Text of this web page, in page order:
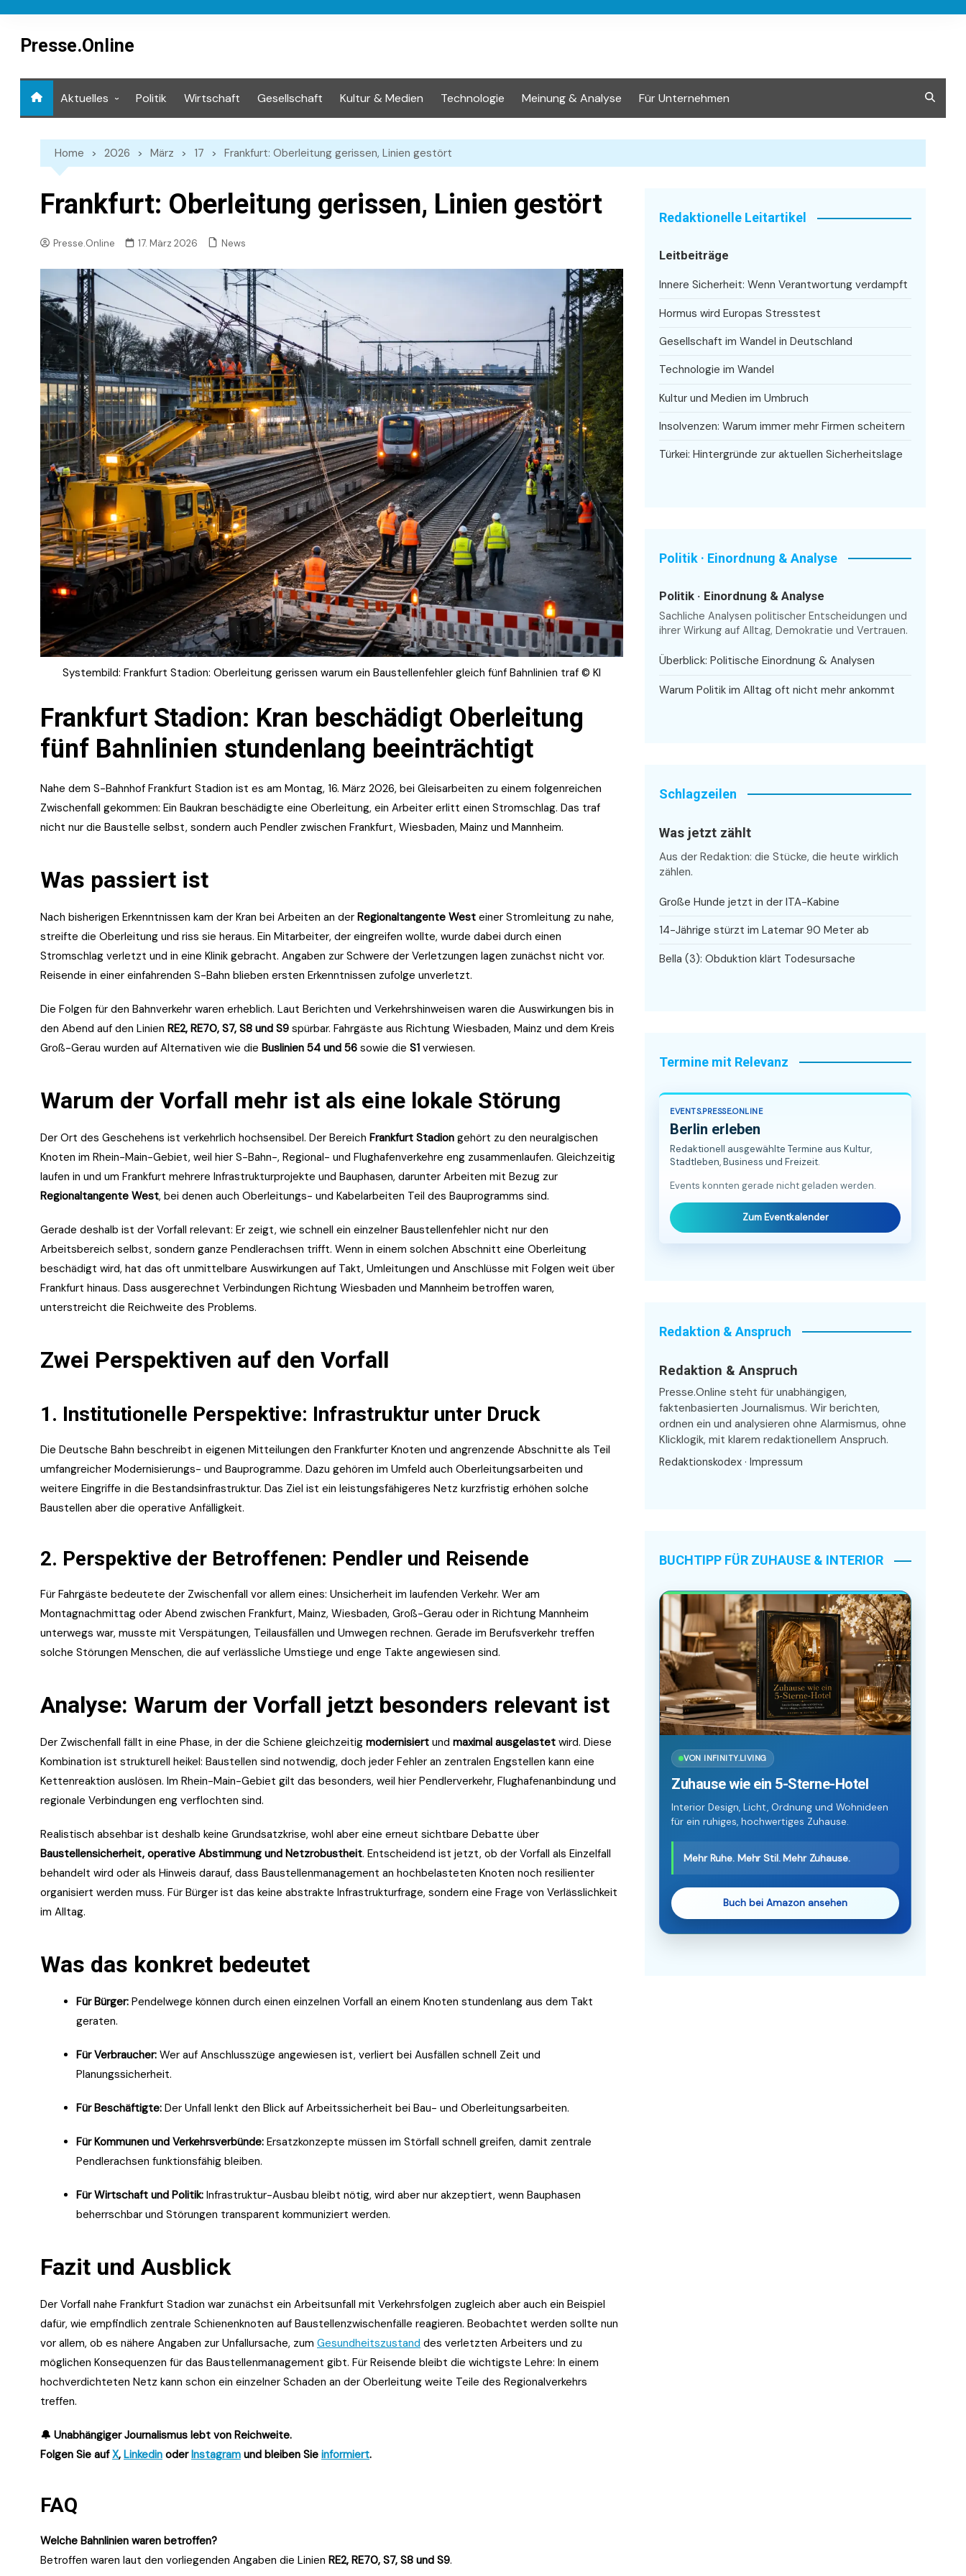
contentPresse.Online
Aktuelles Politik Wirtschaft Gesellschaft Kultur & Medien Technologie Meinung & Analyse Für Unternehmen
Home 2026 März 17 Frankfurt: Oberleitung gerissen, Linien gestört
Frankfurt: Oberleitung gerissen, Linien gestört
Presse.Online 17. März 2026 News
Systembild: Frankfurt Stadion: Oberleitung gerissen warum ein Baustellenfehler gleich fünf Bahnlinien traf © KI
Frankfurt Stadion: Kran beschädigt Oberleitung
fünf Bahnlinien stundenlang beeinträchtigt
Nahe dem S-Bahnhof Frankfurt Stadion ist es am Montag, 16. März 2026, bei Gleisarbeiten zu einem folgenreichen
Zwischenfall gekommen: Ein Baukran beschädigte eine Oberleitung, ein Arbeiter erlitt einen Stromschlag. Das traf
nicht nur die Baustelle selbst, sondern auch Pendler zwischen Frankfurt, Wiesbaden, Mainz und Mannheim.
Was passiert ist
Nach bisherigen Erkenntnissen kam der Kran bei Arbeiten an der Regionaltangente West einer Stromleitung zu nahe,
streifte die Oberleitung und riss sie heraus. Ein Mitarbeiter, der eingreifen wollte, wurde dabei durch einen
Stromschlag verletzt und in eine Klinik gebracht. Angaben zur Schwere der Verletzungen lagen zunächst nicht vor.
Reisende in einer einfahrenden S-Bahn blieben ersten Erkenntnissen zufolge unverletzt.
Die Folgen für den Bahnverkehr waren erheblich. Laut Berichten und Verkehrshinweisen waren die Auswirkungen bis in
den Abend auf den Linien RE2, RE70, S7, S8 und S9 spürbar. Fahrgäste aus Richtung Wiesbaden, Mainz und dem Kreis
Groß-Gerau wurden auf Alternativen wie die Buslinien 54 und 56 sowie die S1 verwiesen.
Warum der Vorfall mehr ist als eine lokale Störung
Der Ort des Geschehens ist verkehrlich hochsensibel. Der Bereich Frankfurt Stadion gehört zu den neuralgischen
Knoten im Rhein-Main-Gebiet, weil hier S-Bahn-, Regional- und Flughafenverkehre eng zusammenlaufen. Gleichzeitig
laufen in und um Frankfurt mehrere Infrastrukturprojekte und Bauphasen, darunter Arbeiten mit Bezug zur
Regionaltangente West, bei denen auch Oberleitungs- und Kabelarbeiten Teil des Bauprogramms sind.
Gerade deshalb ist der Vorfall relevant: Er zeigt, wie schnell ein einzelner Baustellenfehler nicht nur den
Arbeitsbereich selbst, sondern ganze Pendlerachsen trifft. Wenn in einem solchen Abschnitt eine Oberleitung
beschädigt wird, hat das oft unmittelbare Auswirkungen auf Takt, Umleitungen und Anschlüsse mit Folgen weit über
Frankfurt hinaus. Dass ausgerechnet Verbindungen Richtung Wiesbaden und Mannheim betroffen waren,
unterstreicht die Reichweite des Problems.
Zwei Perspektiven auf den Vorfall
1. Institutionelle Perspektive: Infrastruktur unter Druck
Die Deutsche Bahn beschreibt in eigenen Mitteilungen den Frankfurter Knoten und angrenzende Abschnitte als Teil
umfangreicher Modernisierungs- und Bauprogramme. Dazu gehören im Umfeld auch Oberleitungsarbeiten und
weitere Eingriffe in die Bestandsinfrastruktur. Das Ziel ist ein leistungsfähigeres Netz kurzfristig erhöhen solche
Baustellen aber die operative Anfälligkeit.
2. Perspektive der Betroffenen: Pendler und Reisende
Für Fahrgäste bedeutete der Zwischenfall vor allem eines: Unsicherheit im laufenden Verkehr. Wer am
Montagnachmittag oder Abend zwischen Frankfurt, Mainz, Wiesbaden, Groß-Gerau oder in Richtung Mannheim
unterwegs war, musste mit Verspätungen, Teilausfällen und Umwegen rechnen. Gerade im Berufsverkehr treffen
solche Störungen Menschen, die auf verlässliche Umstiege und enge Takte angewiesen sind.
Analyse: Warum der Vorfall jetzt besonders relevant ist
Der Zwischenfall fällt in eine Phase, in der die Schiene gleichzeitig modernisiert und maximal ausgelastet wird. Diese
Kombination ist strukturell heikel: Baustellen sind notwendig, doch jeder Fehler an zentralen Engstellen kann eine
Kettenreaktion auslösen. Im Rhein-Main-Gebiet gilt das besonders, weil hier Pendlerverkehr, Flughafenanbindung und
regionale Verbindungen eng verflochten sind.
Realistisch absehbar ist deshalb keine Grundsatzkrise, wohl aber eine erneut sichtbare Debatte über
Baustellensicherheit, operative Abstimmung und Netzrobustheit. Entscheidend ist jetzt, ob der Vorfall als Einzelfall
behandelt wird oder als Hinweis darauf, dass Baustellenmanagement an hochbelasteten Knoten noch resilienter
organisiert werden muss. Für Bürger ist das keine abstrakte Infrastrukturfrage, sondern eine Frage von Verlässlichkeit
im Alltag.
Was das konkret bedeutet
Für Bürger: Pendelwege können durch einen einzelnen Vorfall an einem Knoten stundenlang aus dem Takt
geraten.
Für Verbraucher: Wer auf Anschlusszüge angewiesen ist, verliert bei Ausfällen schnell Zeit und
Planungssicherheit.
Für Beschäftigte: Der Unfall lenkt den Blick auf Arbeitssicherheit bei Bau- und Oberleitungsarbeiten.
Für Kommunen und Verkehrsverbünde: Ersatzkonzepte müssen im Störfall schnell greifen, damit zentrale
Pendlerachsen funktionsfähig bleiben.
Für Wirtschaft und Politik: Infrastruktur-Ausbau bleibt nötig, wird aber nur akzeptiert, wenn Bauphasen
beherrschbar und Störungen transparent kommuniziert werden.
Fazit und Ausblick
Der Vorfall nahe Frankfurt Stadion war zunächst ein Arbeitsunfall mit Verkehrsfolgen zugleich aber auch ein Beispiel
dafür, wie empfindlich zentrale Schienenknoten auf Baustellenzwischenfälle reagieren. Beobachtet werden sollte nun
vor allem, ob es nähere Angaben zur Unfallursache, zum Gesundheitszustand des verletzten Arbeiters und zu
möglichen Konsequenzen für das Baustellenmanagement gibt. Für Reisende bleibt die wichtigste Lehre: In einem
hochverdichteten Netz kann schon ein einzelner Schaden an der Oberleitung weite Teile des Regionalverkehrs
treffen.
🔔 Unabhängiger Journalismus lebt von Reichweite.
Folgen Sie aufX, Linkedin oderInstagram und bleiben Sie informiert.
FAQ
Welche Bahnlinien waren betroffen?
Betroffen waren laut den vorliegenden Angaben die Linien RE2, RE70, S7, S8 und S9.
Redaktionelle Leitartikel
Leitbeiträge
Innere Sicherheit: Wenn Verantwortung verdampft
Hormus wird Europas Stresstest
Gesellschaft im Wandel in Deutschland
Technologie im Wandel
Kultur und Medien im Umbruch
Insolvenzen: Warum immer mehr Firmen scheitern
Türkei: Hintergründe zur aktuellen Sicherheitslage
Politik · Einordnung & Analyse
Politik · Einordnung & Analyse
Sachliche Analysen politischer Entscheidungen und
ihrer Wirkung auf Alltag, Demokratie und Vertrauen.
Überblick: Politische Einordnung & Analysen
Warum Politik im Alltag oft nicht mehr ankommt
Schlagzeilen
Was jetzt zählt
Aus der Redaktion: die Stücke, die heute wirklich
zählen.
Große Hunde jetzt in der ITA-Kabine
14-Jährige stürzt im Latemar 90 Meter ab
Bella (3): Obduktion klärt Todesursache
Termine mit Relevanz
EVENTS.PRESSE.ONLINE
Berlin erleben
Redaktionell ausgewählte Termine aus Kultur,
Stadtleben, Business und Freizeit.
Events konnten gerade nicht geladen werden.
Zum Eventkalender
Redaktion & Anspruch
Redaktion & Anspruch
Presse.Online steht für unabhängigen,
faktenbasierten Journalismus. Wir berichten,
ordnen ein und analysieren ohne Alarmismus, ohne
Klicklogik, mit klarem redaktionellem Anspruch.
Redaktionskodex · Impressum
BUCHTIPP FÜR ZUHAUSE & INTERIOR
VON INFINITY.LIVING
Zuhause wie ein 5-Sterne-Hotel
Interior Design, Licht, Ordnung und Wohnideen
für ein ruhiges, hochwertiges Zuhause.
Mehr Ruhe. Mehr Stil. Mehr Zuhause.
Buch bei Amazon ansehen